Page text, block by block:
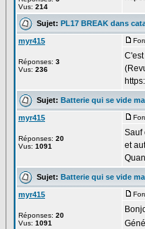
Vus: 214
Sujet: PL17 BREAK dans
myr415
Réponses: 3
Vus: 236
Sujet: Batterie qui se vide
myr415
Réponses: 20
Vus: 1091
Sauf
et
Sujet: Batterie qui se vide
myr415
Réponses: 20
Vus: 1091